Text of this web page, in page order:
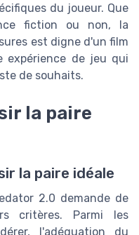
du joueur. Que
fiction ou non, la
est digne d'un film
expérience de jeu qui
de souhaits.
la paire
la paire idéale
2.0 demande de
critères. Parmi les
l'adéquation du